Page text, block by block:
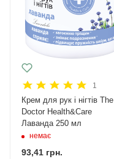
1
Крем для рук і нігтів The
Doctor Health&Care
Лаванда 250 мл
немає
93,41 грн.